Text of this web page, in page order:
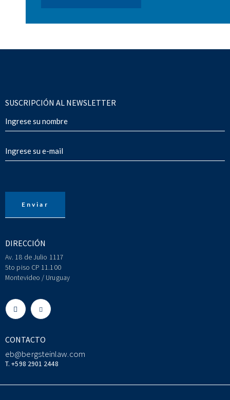
SUSCRIPCIÓN AL NEWSLETTER
DIRECCIÓN
Av. 18 de Julio 1117
5to piso CP 11.100
Montevideo / Uruguay
CONTACTO
eb@bergsteinlaw.com
T. +598 2901 2448